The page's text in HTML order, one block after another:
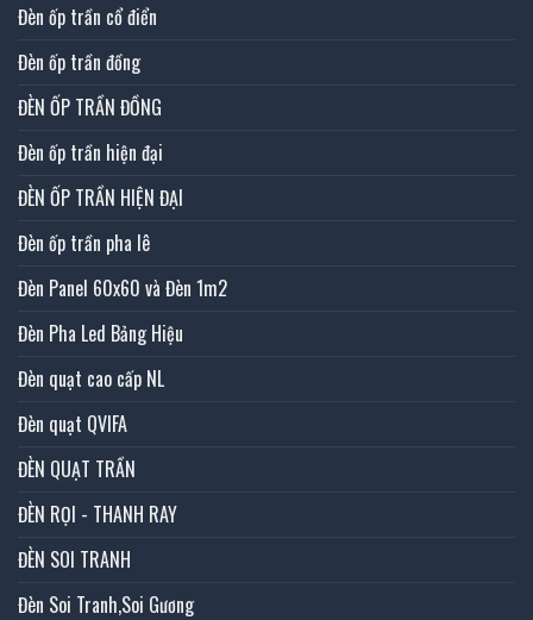
Đèn ốp trần cổ điển
Đèn ốp trần đồng
ĐÈN ỐP TRẦN ĐỒNG
Đèn ốp trần hiện đại
ĐÈN ỐP TRẦN HIỆN ĐẠI
Đèn ốp trần pha lê
Đèn Panel 60x60 và Đèn 1m2
Đèn Pha Led Bảng Hiệu
Đèn quạt cao cấp NL
Đèn quạt QVIFA
ĐÈN QUẠT TRẦN
ĐÈN RỌI - THANH RAY
ĐÈN SOI TRANH
Đèn Soi Tranh,Soi Gương